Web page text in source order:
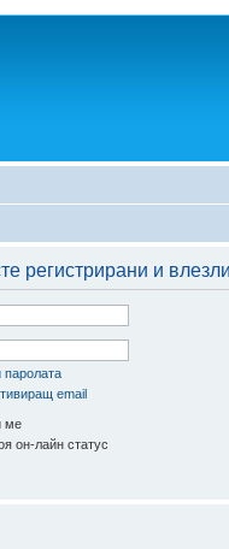
регистрирани и
паролата
email
ме
он-лайн статус